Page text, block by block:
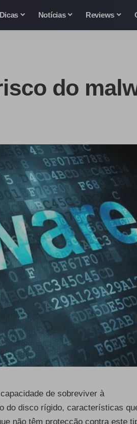
Dicas Notícias Reviews
do
de sobreviver à
do disco rígido, características
não têm protecção contra este